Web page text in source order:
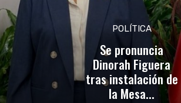
POLÍTICA
Se pronuncia
Dinorah Figuera
tras instalación de
la Mesa...